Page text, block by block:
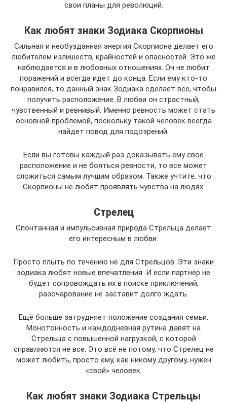
свои планы для революций.
Как любят знаки Зодиака Скорпионы
Сильная и необузданная энергия Скорпиона делает его
любителем излишеств, крайностей и опасностей. Это же
наблюдается и в любовных отношениях. Он не любит
поражений и всегда идет до конца. Если ему кто-то
понравился, то данный знак Зодиака сделает все, чтобы
получить расположение. В любви он страстный,
чувственный и ревнивый. Именно ревность может стать
основной проблемой, поскольку такой человек всегда
найдет повод для подозрений.
Если вы готовы каждый раз доказывать ему свое
расположение и не бояться ревности, то все может
сложиться самым лучшим образом. Также учтите, что
Скорпионы не любят проявлять чувства на людях.
Стрелец
Спонтанная и импульсивная природа Стрельца делает
его интересным в любви.
Просто плыть по течению не для Стрельцов. Эти знаки
зодиака любят новые впечатления. И если партнёр не
будет сопровождать их в поиске приключений,
разочарование не заставит долго ждать.
Ещё больше затрудняет положение создания семьи.
Монотонность и каждодневная рутина давят на
Стрельца с повышенной нагрузкой, с которой
справляются не все. Это всё не потому, что Стрелец не
может любить, просто ему, как никому другому, нужен
«свой» человек.
Как любят знаки Зодиака Стрельцы